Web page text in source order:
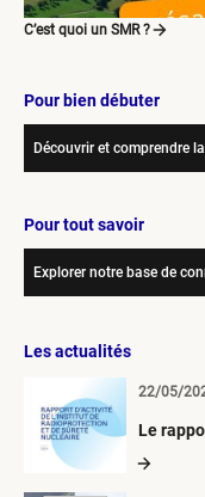
C’est quoi un SMR ?
Pour bien débuter
Découvrir et comprendre
Pour tout savoir
Explorer notre base de
Les actualités
Le
22/05/